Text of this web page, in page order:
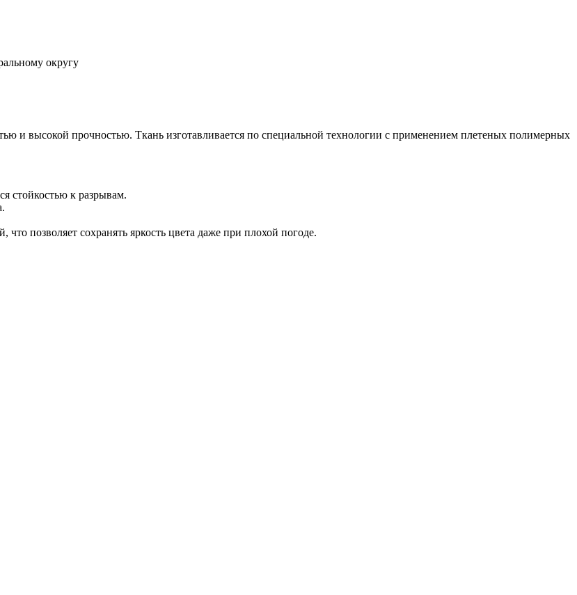
округу
и высокой прочностью. Ткань изготавливается по специальной технологии с применением плетеных полимерных
стойкостью к разрывам.
позволяет сохранять яркость цвета даже при плохой погоде.